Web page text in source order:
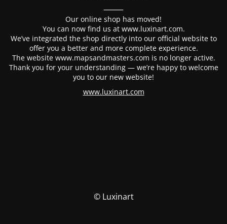
⸻
Our online shop has moved!
You can now find us at www.luxinart.com.
We’ve integrated the shop directly into our official website to
offer you a better and more complete experience.
The website www.mapsandmasters.com is no longer active.
Thank you for your understanding — we’re happy to welcome
you to our new website!
www.luxinart.com
© Luxinart